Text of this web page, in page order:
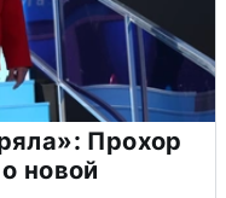
Прохор
новой